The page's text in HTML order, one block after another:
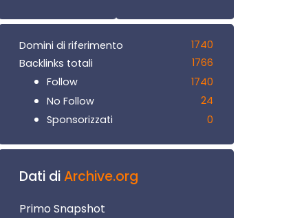
Domini di riferimento
1740
Backlinks totali
1766
Follow
1740
No Follow
24
Sponsorizzati
0
Dati diArchive.org
Primo Snapshot